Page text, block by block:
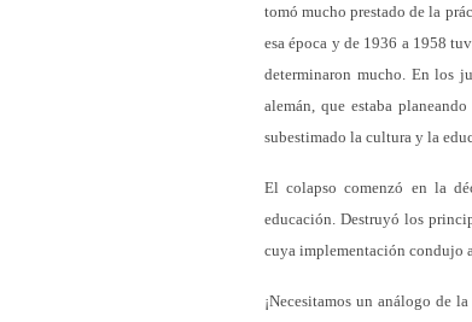
tomó mucho prestado de la
esa época y de 1936 a 1958
determinaron mucho. En los
alemán, que estaba
subestimado la cultura y la
El colapso comenzó en la
educación. Destruyó los
cuya implementación condujo
¡Necesitamos un análogo de